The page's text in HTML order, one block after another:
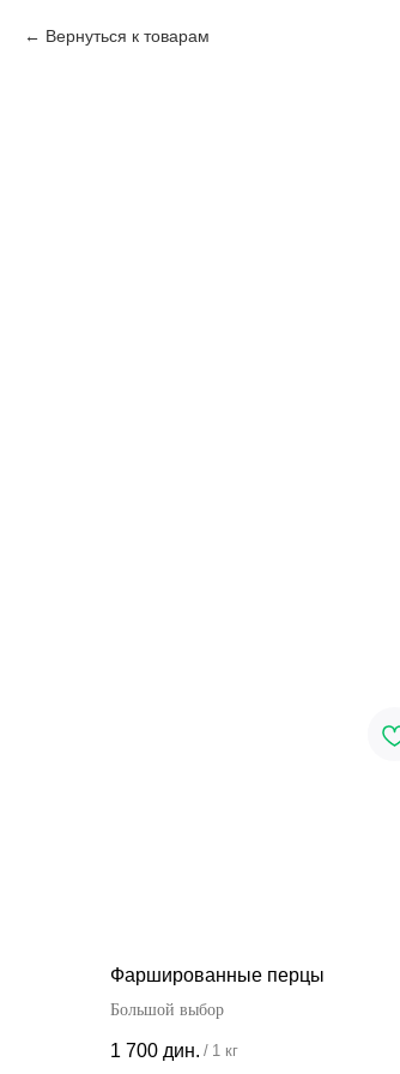
Вернуться к товарам
Фаршированные перцы
Большой выбор
1 700 дин. / 1 кг